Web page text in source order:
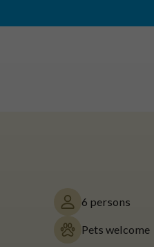
6 persons
Pets welcome